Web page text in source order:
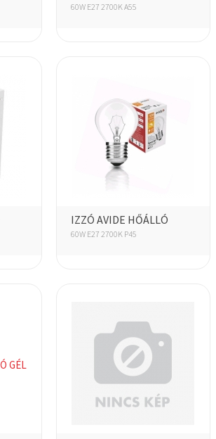
60W E27 2700K A55
IZZÓ AVIDE HŐÁLLÓ
60W E27 2700K P45